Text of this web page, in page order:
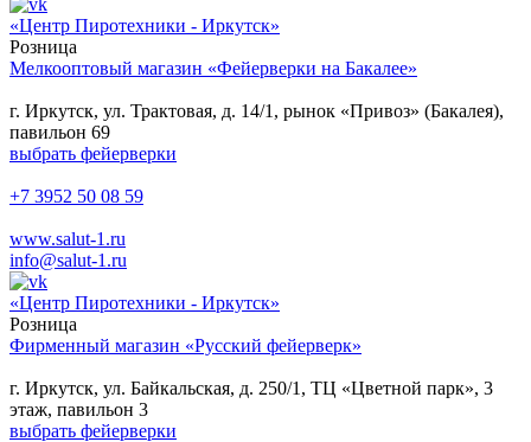
«Центр Пиротехники - Иркутск»
Розница
Мелкооптовый магазин «Фейерверки на Бакалее»
г. Иркутск, ул. Трактовая, д. 14/1, рынок «Привоз» (Бакалея),
павильон 69
выбрать фейерверки
+7 3952 50 08 59
www.salut-1.ru
info@salut-1.ru
«Центр Пиротехники - Иркутск»
Розница
Фирменный магазин «Русский фейерверк»
г. Иркутск, ул. Байкальская, д. 250/1, ТЦ «Цветной парк», 3
этаж, павильон 3
выбрать фейерверки